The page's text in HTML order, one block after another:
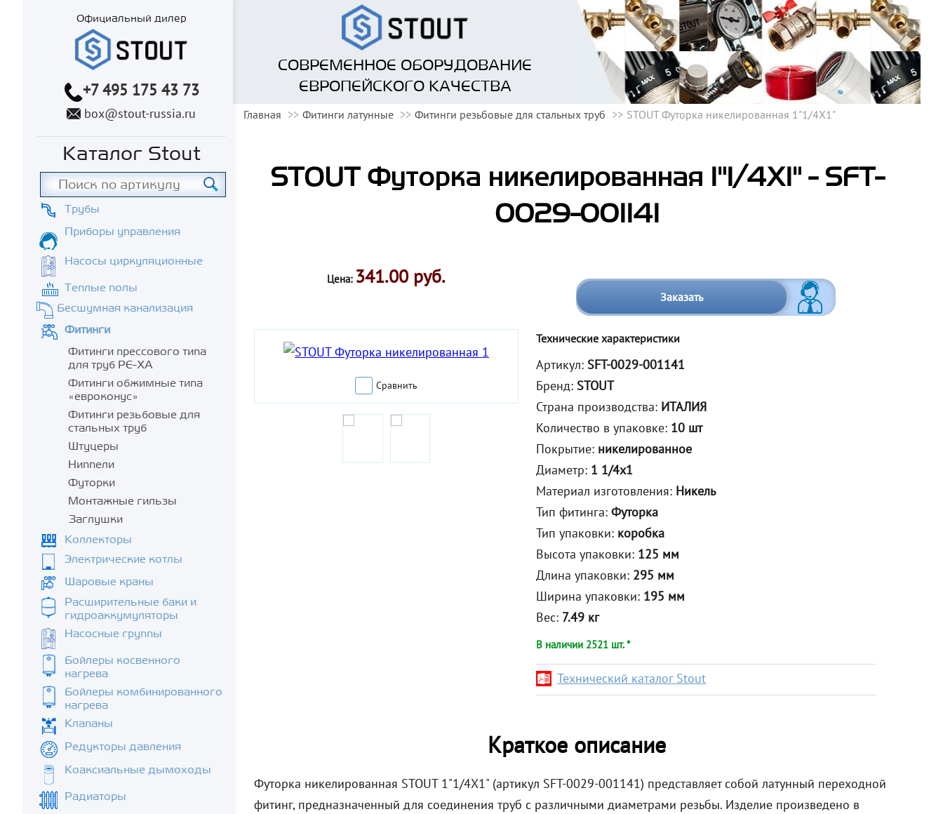
Официальный дилер
+7 495 175 43 73
box@stout-russia.ru
Каталог Stout
Трубы
Приборы управления
Насосы циркуляционные
Теплые полы
Бесшумная канализация
Фитинги
Фитинги прессового типа
для труб PE-XA
Фитинги обжимные типа
«евроконус»
Фитинги резьбовые для
стальных труб
Штуцеры
Ниппели
Футорки
Монтажные гильзы
Заглушки
Коллекторы
Электрические котлы
Шаровые краны
Расширительные баки и
гидроаккумуляторы
Насосные группы
Бойлеры косвенного
нагрева
Бойлеры комбинированного
нагрева
Клапаны
Редукторы давления
Коаксиальные дымоходы
Радиаторы
СОВРЕМЕННОЕ ОБОРУДОВАНИЕ
ЕВРОПЕЙСКОГО КАЧЕСТВА
Главная Фитинги латунные Фитинги резьбовые для стальных труб STOUT Футорка никелированная 1"1/4X1"
STOUT Футорка никелированная 1"1/4X1" - SFT-
0029-001141
Цена: 341.00 руб.
Заказать
Сравнить
Технические характеристики
Артикул: SFT-0029-001141
Бренд: STOUT
Страна производства: ИТАЛИЯ
Количество в упаковке: 10 шт
Покрытие: никелированное
Диаметр: 1 1/4x1
Материал изготовления: Никель
Тип фитинга:Футорка
Тип упаковки: коробка
Высота упаковки: 125 мм
Длина упаковки: 295 мм
Ширина упаковки: 195 мм
Вес: 7.49 кг
В наличии 2521 шт. *
Технический каталог Stout
Краткое описание
Футорка никелированная STOUT 1"1/4X1" (артикул SFT-0029-001141) представляет собой латунный переходной
фитинг, предназначенный для соединения труб с различными диаметрами резьбы. Изделие произведено в